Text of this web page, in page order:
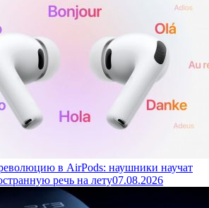
в AirPods: наушники научат
речь на лету07.08.2026